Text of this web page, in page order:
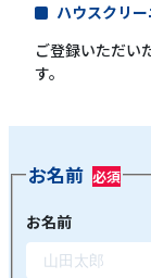
ハウスクリ
ご登録いただい
す。
お名前
お名前